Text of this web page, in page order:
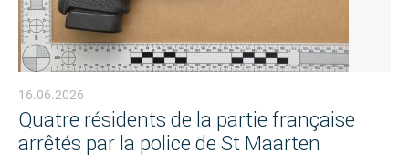
16.06.2026
Quatre résidents de la partie française
arrêtés par la police de St Maarten